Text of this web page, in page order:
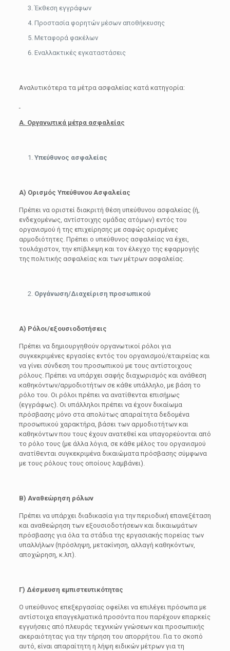
Έκθεση εγγράφων
Προστασία φορητών μέσων αποθήκευσης
Μεταφορά φακέλων
Εναλλακτικές εγκαταστάσεις
Αναλυτικότερα τα μέτρα ασφαλείας κατά κατηγορία:
Α. Οργανωτικά μέτρα ασφαλείας
Υπεύθυνος ασφαλείας
Α) Ορισμός Υπεύθυνου Ασφαλείας
Πρέπει να οριστεί διακριτή θέση υπεύθυνου ασφαλείας (ή,
ενδεχομένως, αντίστοιχης ομάδας ατόμων) εντός του
οργανισμού ή της επιχείρησης με σαφώς ορισμένες
αρμοδιότητες. Πρέπει ο υπεύθυνος ασφαλείας να έχει,
τουλάχιστον, την επίβλεψη και τον έλεγχο της εφαρμογής
της πολιτικής ασφαλείας και των μέτρων ασφαλείας.
Οργάνωση/Διαχείριση προσωπικού
Α) Ρόλοι/εξουσιοδοτήσεις
Πρέπει να δημιουργηθούν οργανωτικοί ρόλοι για
συγκεκριμένες εργασίες εντός του οργανισμού/εταιρείας και
να γίνει σύνδεση του προσωπικού με τους αντίστοιχους
ρόλους. Πρέπει να υπάρχει σαφής διαχωρισμός και ανάθεση
καθηκόντων/αρμοδιοτήτων σε κάθε υπάλληλο, με βάση το
ρόλο του. Οι ρόλοι πρέπει να ανατίθενται επισήμως
(εγγράφως). Οι υπάλληλοι πρέπει να έχουν δικαίωμα
πρόσβασης μόνο στα απολύτως απαραίτητα δεδομένα
προσωπικού χαρακτήρα, βάσει των αρμοδιοτήτων και
καθηκόντων που τους έχουν ανατεθεί και υπαγορεύονται από
το ρόλο τους (με άλλα λόγια, σε κάθε μέλος του οργανισμού
ανατίθενται συγκεκριμένα δικαιώματα πρόσβασης σύμφωνα
με τους ρόλους τους οποίους λαμβάνει).
Β) Αναθεώρηση ρόλων
Πρέπει να υπάρχει διαδικασία για την περιοδική επανεξέταση
και αναθεώρηση των εξουσιοδοτήσεων και δικαιωμάτων
πρόσβασης για όλα τα στάδια της εργασιακής πορείας των
υπαλλήλων (πρόσληψη, μετακίνηση, αλλαγή καθηκόντων,
αποχώρηση, κ.λπ).
Γ) Δέσμευση εμπιστευτικότητας
Ο υπεύθυνος επεξεργασίας οφείλει να επιλέγει πρόσωπα με
αντίστοιχα επαγγελματικά προσόντα που παρέχουν επαρκείς
εγγυήσεις από πλευράς τεχνικών γνώσεων και προσωπικής
ακεραιότητας για την τήρηση του απορρήτου. Για το σκοπό
αυτό, είναι απαραίτητη η λήψη ειδικών μέτρων για τη